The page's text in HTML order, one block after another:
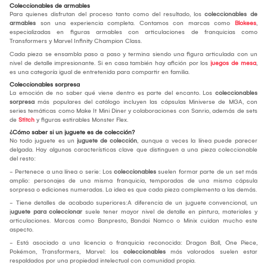
Coleccionables de armables
Para quienes disfrutan del proceso tanto como del resultado, los coleccionables de
armables son una experiencia completa. Contamos con marcas como Blokees,
especializadas en figuras armables con articulaciones de franquicias como
Transformers y Marvel Infinity Champion Class.
Cada pieza se ensambla paso a paso y termina siendo una figura articulada con un
nivel de detalle impresionante. Si en casa también hay afición por los juegos de mesa,
es una categoría igual de entretenida para compartir en familia.
Coleccionables sorpresa
La emoción de no saber qué viene dentro es parte del encanto. Los coleccionables
sorpresa más populares del catálogo incluyen las cápsulas Miniverse de MGA, con
series temáticas como Make It Mini Diner y colaboraciones con Sanrio, además de sets
de Stitch y figuras estirables Monster Flex.
¿Cómo saber si un juguete es de colección?
No todo juguete es un juguete de colección, aunque a veces la línea puede parecer
delgada. Hay algunas características clave que distinguen a una pieza coleccionable
del resto:
- Pertenece a una línea o serie: Los coleccionables suelen formar parte de un set más
amplio: personajes de una misma franquicia, temporadas de una misma cápsula
sorpresa o ediciones numeradas. La idea es que cada pieza complementa a las demás.
- Tiene detalles de acabado superiores:A diferencia de un juguete convencional, un
juguete para coleccionar suele tener mayor nivel de detalle en pintura, materiales y
articulaciones. Marcas como Banpresto, Bandai Namco o Minix cuidan mucho este
aspecto.
- Está asociado a una licencia o franquicia reconocida: Dragon Ball, One Piece,
Pokémon, Transformers, Marvel: los coleccionables más valorados suelen estar
respaldados por una propiedad intelectual con comunidad propia.